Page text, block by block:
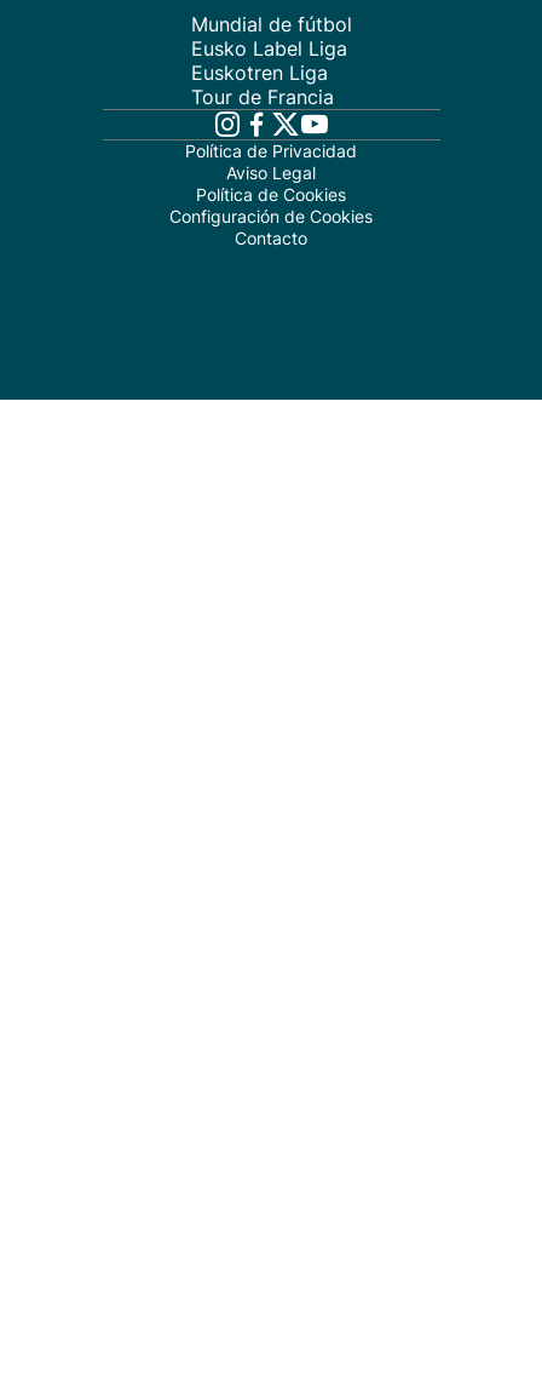
Mundial de fútbol
Eusko Label Liga
Euskotren Liga
Tour de Francia
Política de Privacidad
Aviso Legal
Política de Cookies
Configuración de Cookies
Contacto